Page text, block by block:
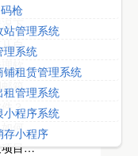
下，
取串号
自定
软件
箱，
？当
萍盗
何对
单？
目明
枪
站管理系统
理系统
铺租赁管理系统
租管理系统
小程序系统
存小程序